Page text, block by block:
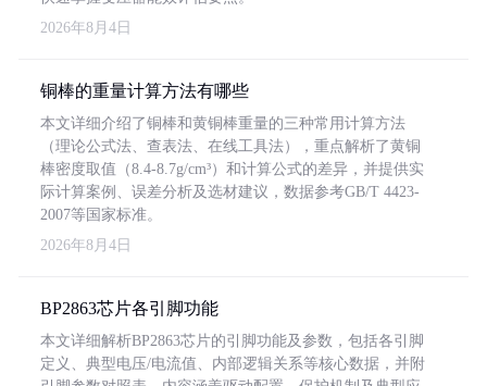
2026年8月4日
铜棒的重量计算方法有哪些
本文详细介绍了铜棒和黄铜棒重量的三种常用计算方法
（理论公式法、查表法、在线工具法），重点解析了黄铜
棒密度取值（8.4-8.7g/cm³）和计算公式的差异，并提供实
际计算案例、误差分析及选材建议，数据参考GB/T 4423-
2007等国家标准。
2026年8月4日
BP2863芯片各引脚功能
本文详细解析BP2863芯片的引脚功能及参数，包括各引脚
定义、典型电压/电流值、内部逻辑关系等核心数据，并附